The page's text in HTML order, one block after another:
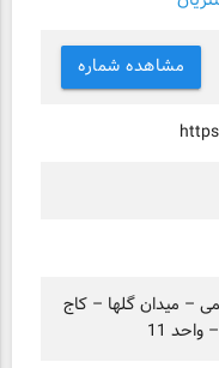
مشاهده شماره
– میدان گلها – کاج